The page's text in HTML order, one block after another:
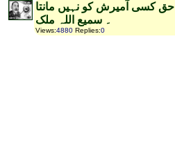
حق کسی آمیرش کو نہیں مانتا
۔ سمیع اللہ ملک
Views:4880 Replies:0